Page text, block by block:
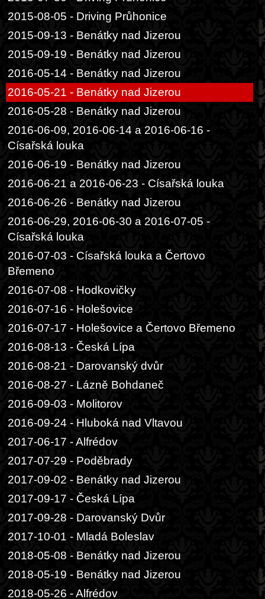
2015-08-05 - Driving Průhonice
2015-09-13 - Benátky nad Jizerou
2015-09-19 - Benátky nad Jizerou
2016-05-14 - Benátky nad Jizerou
2016-05-21 - Benátky nad Jizerou
2016-05-28 - Benátky nad Jizerou
2016-06-09, 2016-06-14 a 2016-06-16 -
Císařská louka
2016-06-19 - Benátky nad Jizerou
2016-06-21 a 2016-06-23 - Císařská louka
2016-06-26 - Benátky nad Jizerou
2016-06-29, 2016-06-30 a 2016-07-05 -
Císařská louka
2016-07-03 - Císařská louka a Čertovo
Břemeno
2016-07-08 - Hodkovičky
2016-07-16 - Holešovice
2016-07-17 - Holešovice a Čertovo Břemeno
2016-08-13 - Česká Lípa
2016-08-21 - Darovanský dvůr
2016-08-27 - Lázně Bohdaneč
2016-09-03 - Molitorov
2016-09-24 - Hluboká nad Vltavou
2017-06-17 - Alfrédov
2017-07-29 - Poděbrady
2017-09-02 - Benátky nad Jizerou
2017-09-17 - Česká Lípa
2017-09-28 - Darovanský Dvůr
2017-10-01 - Mladá Boleslav
2018-05-08 - Benátky nad Jizerou
2018-05-19 - Benátky nad Jizerou
2018-05-26 - Alfrédov